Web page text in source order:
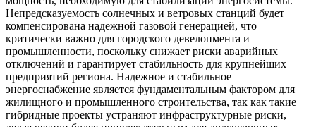
Непредсказуемость солнечных и ветровых станций будет
компенсирована надежной газовой генерацией, что
критически важно для городского девелопмента и
промышленности, поскольку снижает риски аварийных
отключений и гарантирует стабильность для крупнейших
предприятий региона. Надежное и стабильное
энергоснабжение является фундаментальным фактором для
жилищного и промышленного строительства, так как такие
гибридные проекты устраняют инфраструктурные риски,